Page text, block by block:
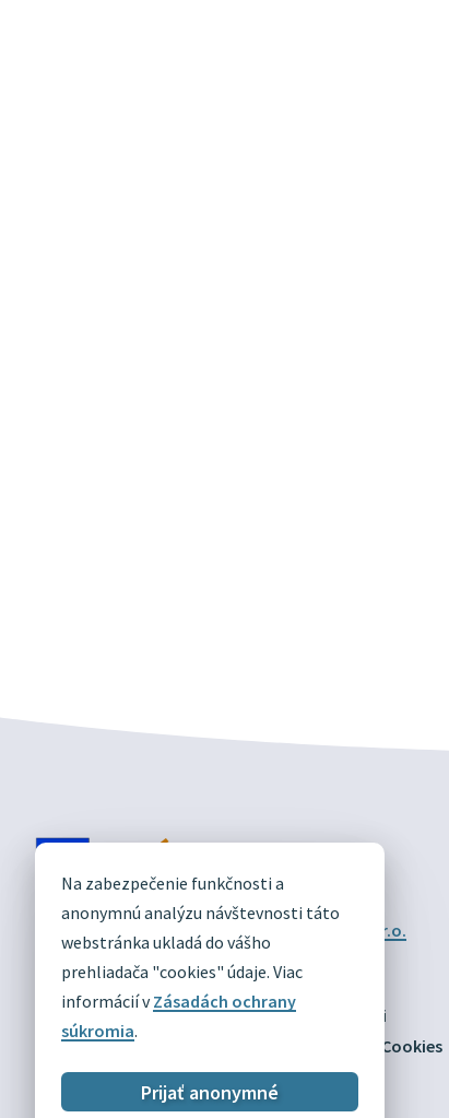
Na zabezpečenie funkčnosti a
anonymnú analýzu návštevnosti táto
webstránka ukladá do vášho
prehliadača "cookies" údaje. Viac
informácií vZásadách ochrany
súkromia.
Prijať anonymné
DIVÍN
OFICIÁLNE STRÁNKY
Technický prevádzkovateľ:
Alphabet partner s.r.o.
Správca obsahu:Obec Divín
Posledná aktualizácia:03.08.2026
Mapa
Vyhlásenie o prístupnosti
Zásady ochrany osobných údajov
Nastaviť Cookies